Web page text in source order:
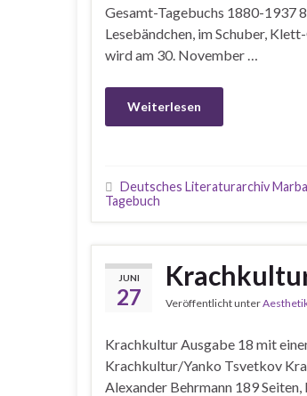
Gesamt-Tagebuchs 1880-1937
Lesebändchen, im Schuber,
wird am 30. November …
Weiterlesen
Deutsches Literaturarchiv
Tagebuch
JUNI
27 Veröffentlicht unter
Krachkultur Ausgabe 18 mit
Krachkultur/Yanko Tsvetkov
Alexander Behrmann 189